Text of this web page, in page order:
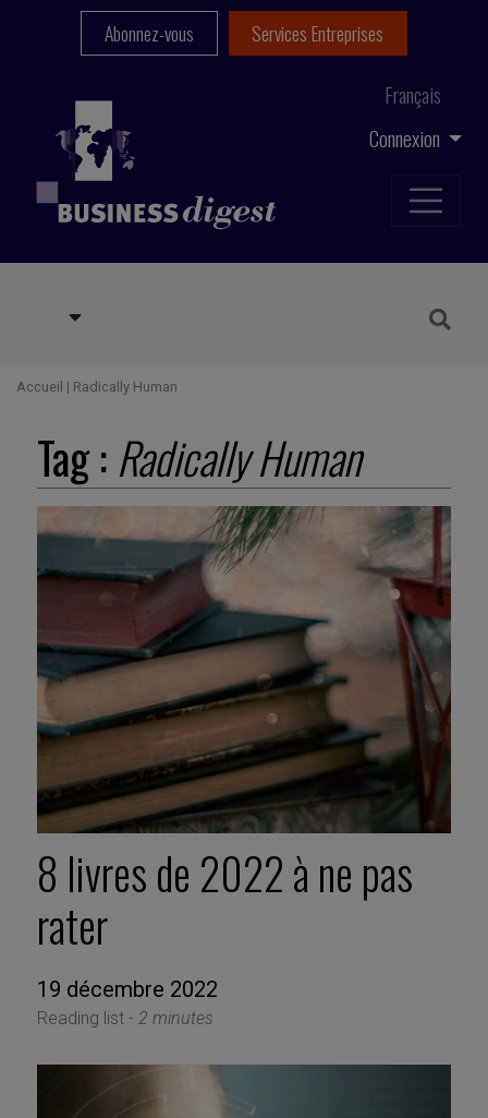
Connexion
Français
Abonnez-vous Services Entreprises
Accueil | Radically Human
Tag : Radically Human
8 livres de 2022 à ne pas
rater
19 décembre 2022
Reading list - 2 minutes